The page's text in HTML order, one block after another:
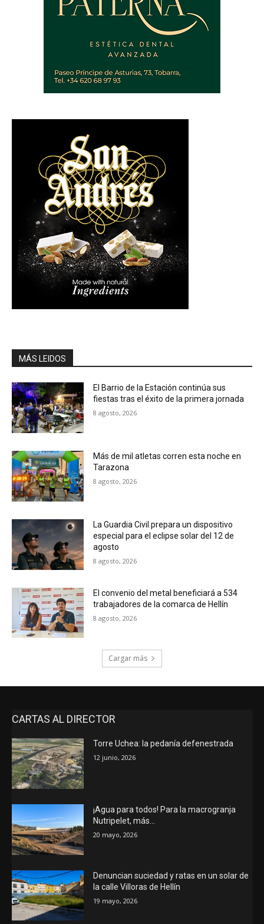
MÁS LEIDOS
El Barrio de la Estación continúa sus
fiestas tras el éxito de la primera jornada
8 agosto, 2026
Más de mil atletas corren esta noche en
Tarazona
8 agosto, 2026
La Guardia Civil prepara un dispositivo
especial para el eclipse solar del 12 de
agosto
8 agosto, 2026
El convenio del metal beneficiará a 534
trabajadores de la comarca de Hellín
8 agosto, 2026
Cargar más
CARTAS AL DIRECTOR
Torre Uchea: la pedanía defenestrada
12 junio, 2026
¡Agua para todos! Para la macrogranja
Nutripelet, más…
20 mayo, 2026
Denuncian suciedad y ratas en un solar de
la calle Villoras de Hellín
19 mayo, 2026